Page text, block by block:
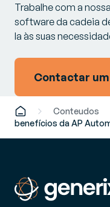
Trabalhe com a
software da cadeia
la às suas
Contactar
Conteudos
benefícios da AP